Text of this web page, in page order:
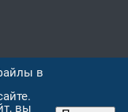
в
вы